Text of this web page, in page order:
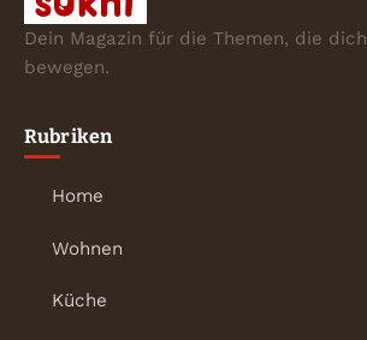
Dein Magazin für die Themen, die dich
bewegen.
Rubriken
Home
Wohnen
Küche